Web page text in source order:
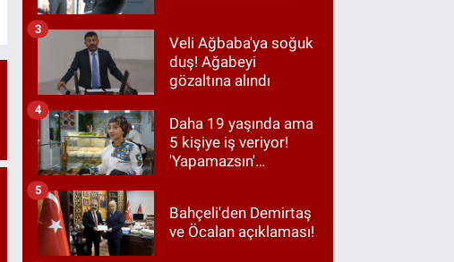
Veli Ağbaba'ya soğuk
duş! Ağabeyi
gözaltına alındı
3
Daha 19 yaşında ama
5 kişiye iş veriyor!
'Yapamazsın'
4
Bahçeli'den Demirtaş
ve Öcalan açıklaması!
5